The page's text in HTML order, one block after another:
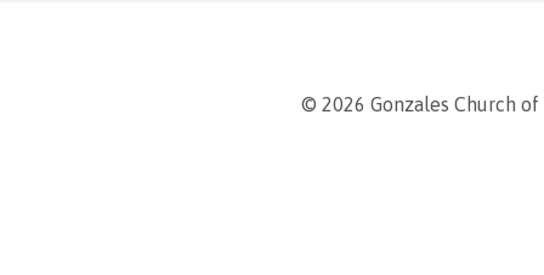
© 2026 Gonzales Church